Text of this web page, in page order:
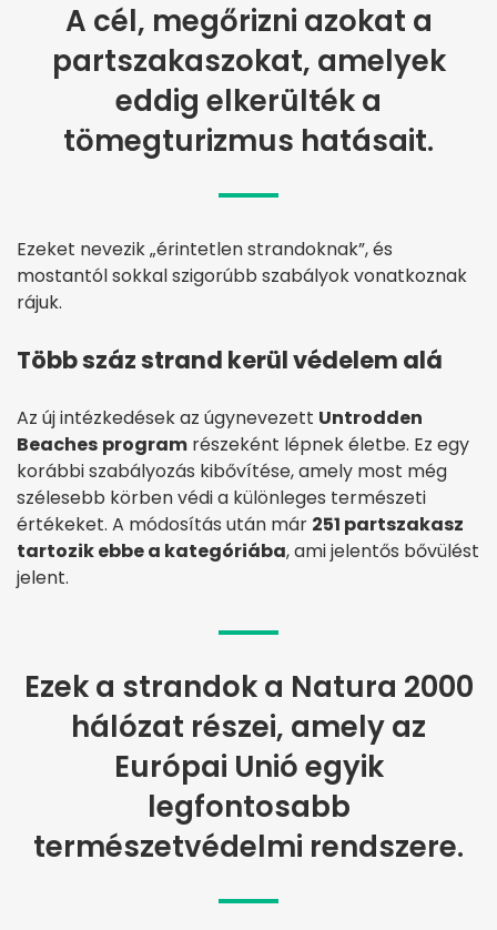
A cél, megőrizni azokat a
partszakaszokat, amelyek
eddig elkerülték a
tömegturizmus hatásait.
Ezeket nevezik „érintetlen strandoknak”, és
mostantól sokkal szigorúbb szabályok vonatkoznak
rájuk.
Több száz strand kerül védelem alá
Az új intézkedések az úgynevezett Untrodden
Beaches program részeként lépnek életbe. Ez egy
korábbi szabályozás kibővítése, amely most még
szélesebb körben védi a különleges természeti
értékeket. A módosítás után már 251 partszakasz
tartozik ebbe a kategóriába, ami jelentős bővülést
jelent.
Ezek a strandok a Natura 2000
hálózat részei, amely az
Európai Unió egyik
legfontosabb
természetvédelmi rendszere.